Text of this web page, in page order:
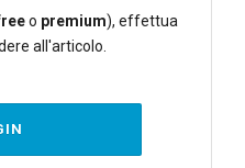
o premium), effettua
all'articolo.